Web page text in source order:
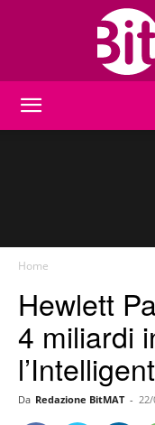
Home
Hewlett
4 miliardi
Da Redazione BitMAT - 22/